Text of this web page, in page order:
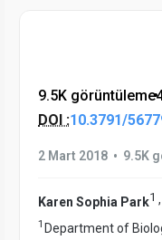
9.5K görüntüleme•
DOI :10.3791/
2 Mart 2018 • 9.5K
Karen Sophia Park1 ,
1 Department of